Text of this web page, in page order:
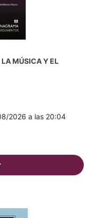
MÚSICA Y EL
2026 a las 20:04